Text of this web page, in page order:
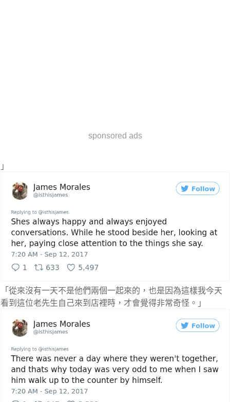
sponsored ads
」
「從來沒有一天不是他們兩個一起來的，也是因為這樣我今天
看到這位老先生自己來到店裡時，才會覺得非常奇怪。」